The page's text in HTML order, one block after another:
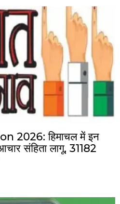
2026: हिमाचल में इन
संहिता लागू, 31182